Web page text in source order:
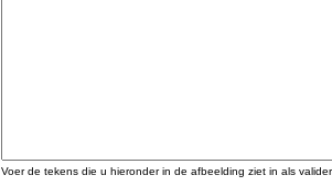
Voer de tekens die u hieronder in de afbeelding ziet in als